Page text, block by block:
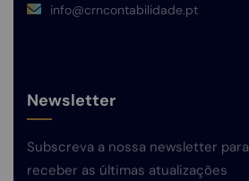
info@crncontabilidade.pt
Newsletter
Subscreva a nossa newsletter para
receber as últimas atualizações